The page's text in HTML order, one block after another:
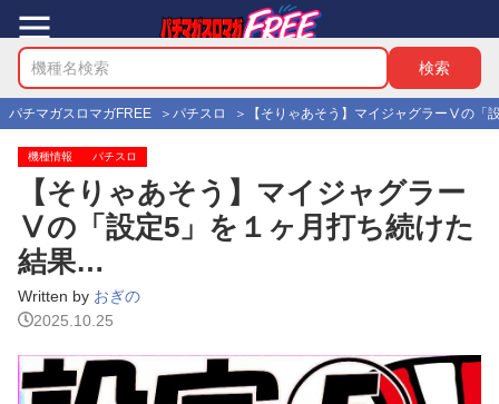
パチマガスロマガFREE パチスロ 【そりゃあそう】マイジャグラーⅤの
機種情報 パチスロ
【そりゃあそう】マイジャグラー
Ⅴの「設定5」を１ヶ月打ち続けた
結果…
Written by おぎの
2025.10.25